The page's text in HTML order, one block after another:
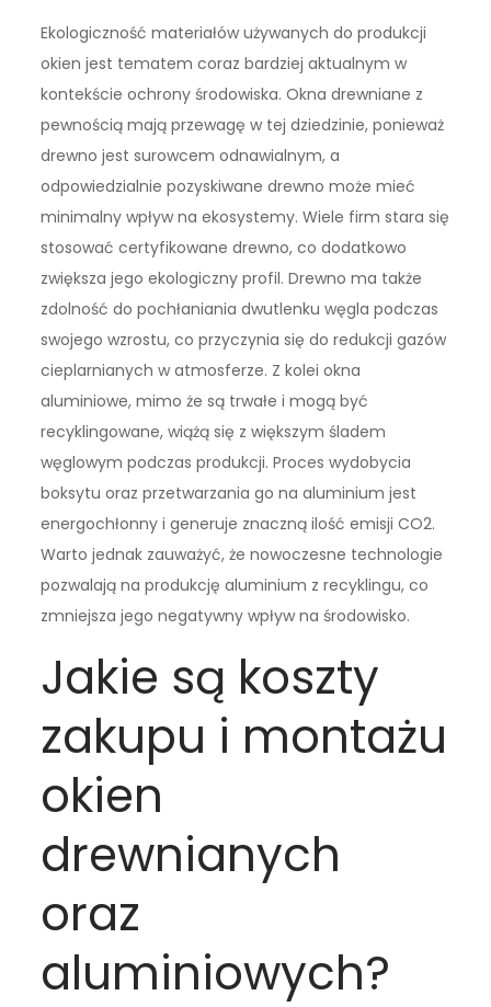
Ekologiczność materiałów używanych do produkcji
okien jest tematem coraz bardziej aktualnym w
kontekście ochrony środowiska. Okna drewniane z
pewnością mają przewagę w tej dziedzinie, ponieważ
drewno jest surowcem odnawialnym, a
odpowiedzialnie pozyskiwane drewno może mieć
minimalny wpływ na ekosystemy. Wiele firm stara się
stosować certyfikowane drewno, co dodatkowo
zwiększa jego ekologiczny profil. Drewno ma także
zdolność do pochłaniania dwutlenku węgla podczas
swojego wzrostu, co przyczynia się do redukcji gazów
cieplarnianych w atmosferze. Z kolei okna
aluminiowe, mimo że są trwałe i mogą być
recyklingowane, wiążą się z większym śladem
węglowym podczas produkcji. Proces wydobycia
boksytu oraz przetwarzania go na aluminium jest
energochłonny i generuje znaczną ilość emisji CO2.
Warto jednak zauważyć, że nowoczesne technologie
pozwalają na produkcję aluminium z recyklingu, co
zmniejsza jego negatywny wpływ na środowisko.
Jakie są koszty
zakupu i montażu
okien
drewnianych
oraz
aluminiowych?